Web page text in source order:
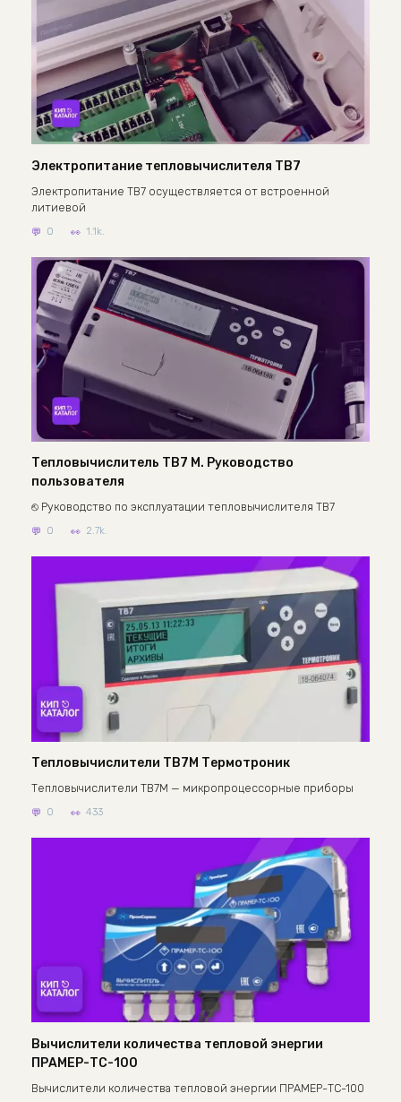
Электропитание тепловычислителя ТВ7
Электропитание ТВ7 осуществляется от встроенной
литиевой
0 1.1k.
Тепловычислитель ТВ7 М. Руководство
пользователя
⎋ Руководство по эксплуатации тепловычислителя ТВ7
0 2.7k.
Тепловычислители ТВ7М Термотроник
Тепловычислители ТВ7М — микропроцессорные приборы
0 433
Вычислители количества тепловой энергии
ПРАМЕР-ТС-100
Вычислители количества тепловой энергии ПРАМЕР-ТС-100